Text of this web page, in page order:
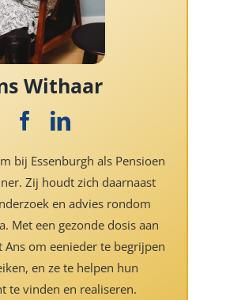
Withaar
bij Essenburgh als Pensioen
Zij houdt zich daarnaast
en advies rondom
Met een gezonde dosis aan
om eenieder te begrijpen
en ze te helpen hun
te vinden en realiseren.